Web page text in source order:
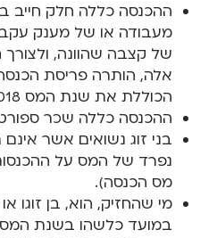
ההכנסה כללה חלק
מעבודה או של מענק
של קצבה שהוונה,
אלה, הותרה פריסת
הכוללת את שנת המס 2018 .
ההכנסה כללה שכר
בני זוג נשואים אשר
מס הכנסה).
במועד כלשהו בשנת